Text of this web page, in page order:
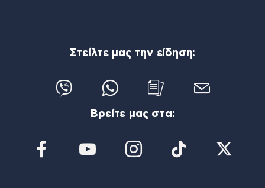
Στείλτε μας την είδηση:
Βρείτε μας στα: